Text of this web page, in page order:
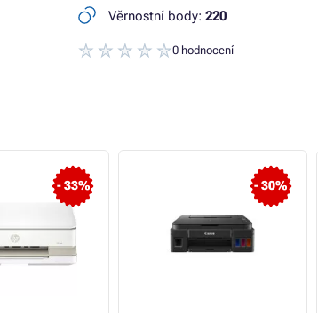
Věrnostní body: 220
0 hodnocení
- 33% - 30%